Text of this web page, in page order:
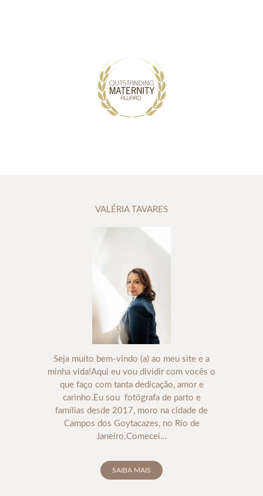
VALÉRIA TAVARES
Seja muito bem-vindo (a) ao meu site e a
minha vida!Aqui eu vou dividir com vocês o
que faço com tanta dedicação, amor e
carinho.Eu sou fotógrafa de parto e
famílias desde 2017, moro na cidade de
Campos dos Goytacazes, no Rio de
Janeiro.Comecei...
SAIBA MAIS